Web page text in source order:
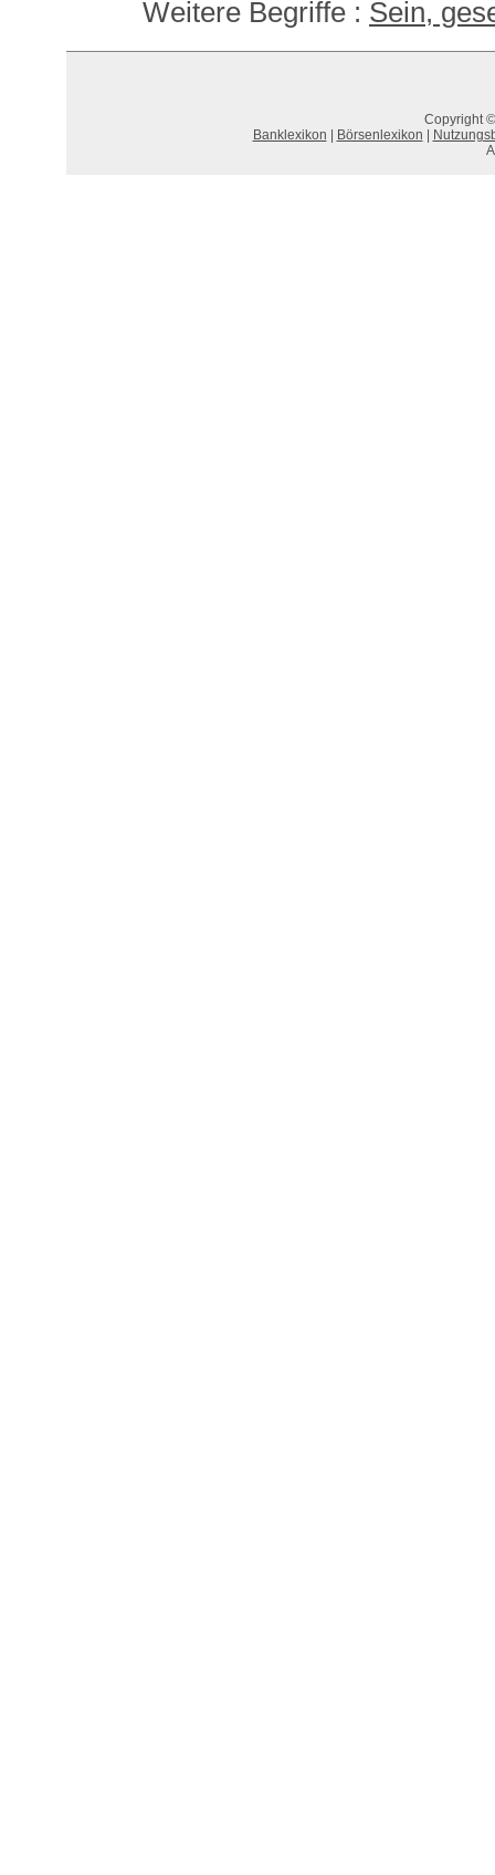
Weitere Begriffe : Sein,
Copyright
Banklexikon
Börsenlexikon